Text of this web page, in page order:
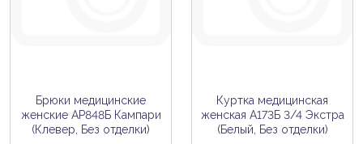
Брюки медицинские
женские AP848Б Кампари
(Клевер, Без отделки)
Куртка медицинская
женская A173Б 3/4 Экстра
(Белый, Без отделки)